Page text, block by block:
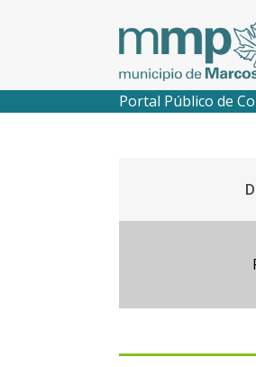
Portal Público de